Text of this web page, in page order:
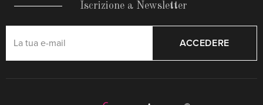
Iscrizione a Newsletter
ACCEDERE